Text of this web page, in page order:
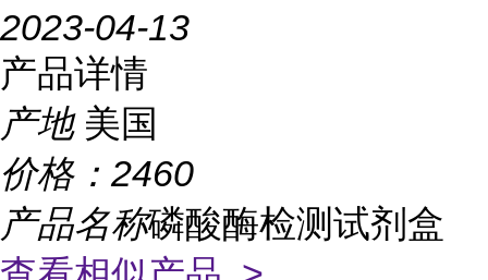
2023-04-13
产品详情
产地 美国
价格： 2460
产品名称磷酸酶检测试剂盒